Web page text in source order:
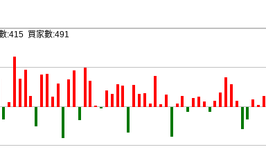
:415 買家數:491